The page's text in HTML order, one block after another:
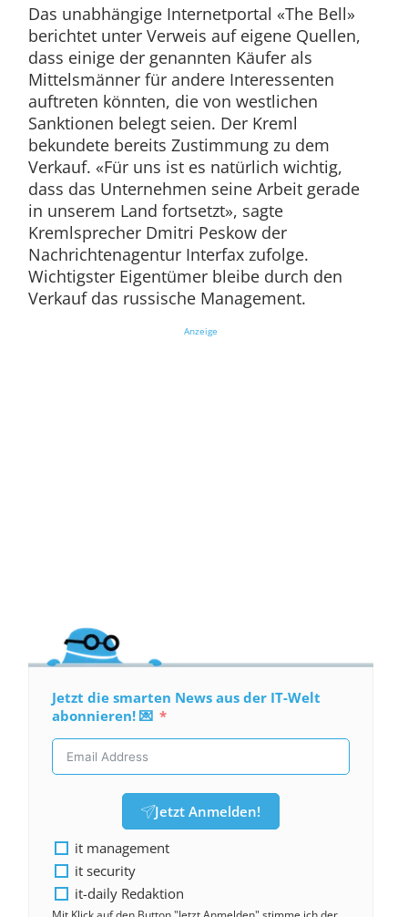
Das unabhängige Internetportal «The Bell»
berichtet unter Verweis auf eigene Quellen,
dass einige der genannten Käufer als
Mittelsmänner für andere Interessenten
auftreten könnten, die von westlichen
Sanktionen belegt seien. Der Kreml
bekundete bereits Zustimmung zu dem
Verkauf. «Für uns ist es natürlich wichtig,
dass das Unternehmen seine Arbeit gerade
in unserem Land fortsetzt», sagte
Kremlsprecher Dmitri Peskow der
Nachrichtenagentur Interfax zufolge.
Wichtigster Eigentümer bleibe durch den
Verkauf das russische Management.
Anzeige
Jetzt die smarten News aus der IT-Welt
abonnieren! 💌
Jetzt Anmelden!
it management
it security
it-daily Redaktion